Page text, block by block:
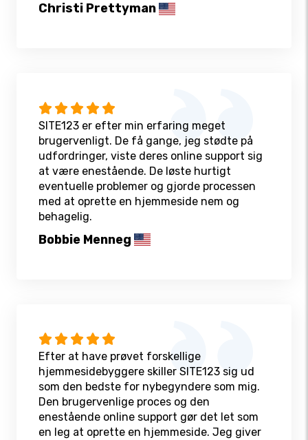
Christi Prettyman
SITE123 er efter min erfaring meget
brugervenligt. De få gange, jeg stødte på
udfordringer, viste deres online support sig
at være enestående. De løste hurtigt
eventuelle problemer og gjorde processen
med at oprette en hjemmeside nem og
behagelig.
Bobbie Menneg
Efter at have prøvet forskellige
hjemmesidebyggere skiller SITE123 sig ud
som den bedste for nybegyndere som mig.
Den brugervenlige proces og den
enestående online support gør det let som
en leg at oprette en hjemmeside. Jeg giver